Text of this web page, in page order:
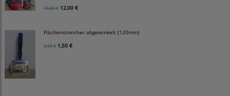
15,00 € 12,00 €
Flächenstreicher abgewinkelt (120mm)
5,00 € 1,50 €